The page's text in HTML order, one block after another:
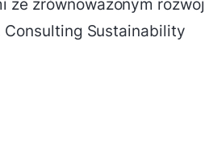
ze zrównoważonym
Consulting Sustainability